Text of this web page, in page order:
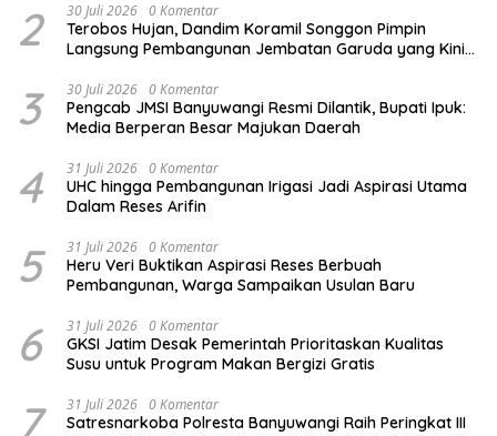
2 30 Juli 2026 0 Komentar
Terobos Hujan, Dandim Koramil Songgon Pimpin
Langsung Pembangunan Jembatan Garuda yang Kini
3 30 Juli 2026 0 Komentar
Pengcab JMSI Banyuwangi Resmi Dilantik, Bupati Ipuk:
Media Berperan Besar Majukan Daerah
4 31 Juli 2026 0 Komentar
UHC hingga Pembangunan Irigasi Jadi Aspirasi Utama
Dalam Reses Arifin
5 31 Juli 2026 0 Komentar
Heru Veri Buktikan Aspirasi Reses Berbuah
Pembangunan, Warga Sampaikan Usulan Baru
6 31 Juli 2026 0 Komentar
GKSI Jatim Desak Pemerintah Prioritaskan Kualitas
Susu untuk Program Makan Bergizi Gratis
7 31 Juli 2026 0 Komentar
Satresnarkoba Polresta Banyuwangi Raih Peringkat III